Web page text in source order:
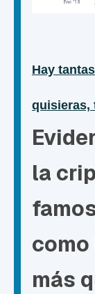
Hay
quisieras,
la
como
más